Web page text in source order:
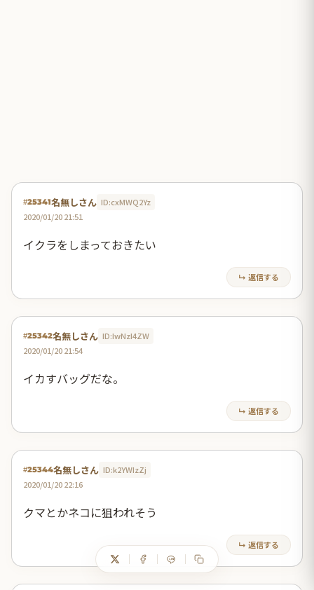
#25341名無しさん ID:cxMWQ2Yz
2020/01/20 21:51
イクラをしまっておきたい
↳ 返信する
#25342名無しさん ID:IwNzI4ZW
2020/01/20 21:54
イカすバッグだな。
↳ 返信する
#25344名無しさん ID:k2YWIzZj
2020/01/20 22:16
クマとかネコに狙われそう
↳ 返信する